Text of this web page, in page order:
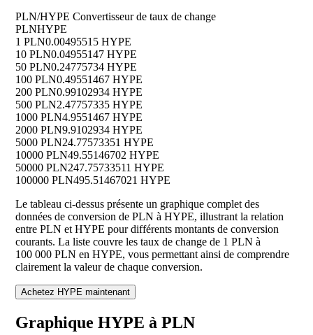
PLN/HYPE Convertisseur de taux de change
PLNHYPE
1 PLN0.00495515 HYPE
10 PLN0.04955147 HYPE
50 PLN0.24775734 HYPE
100 PLN0.49551467 HYPE
200 PLN0.99102934 HYPE
500 PLN2.47757335 HYPE
1000 PLN4.9551467 HYPE
2000 PLN9.9102934 HYPE
5000 PLN24.77573351 HYPE
10000 PLN49.55146702 HYPE
50000 PLN247.75733511 HYPE
100000 PLN495.51467021 HYPE
Le tableau ci-dessus présente un graphique complet des
données de conversion de PLN à HYPE, illustrant la relation
entre PLN et HYPE pour différents montants de conversion
courants. La liste couvre les taux de change de 1 PLN à
100 000 PLN en HYPE, vous permettant ainsi de comprendre
clairement la valeur de chaque conversion.
Achetez HYPE maintenant
Graphique HYPE à PLN